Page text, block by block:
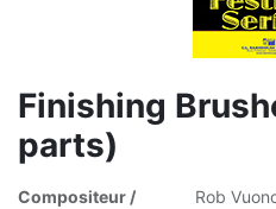
Finishing
parts)
Compositeur /
Rob